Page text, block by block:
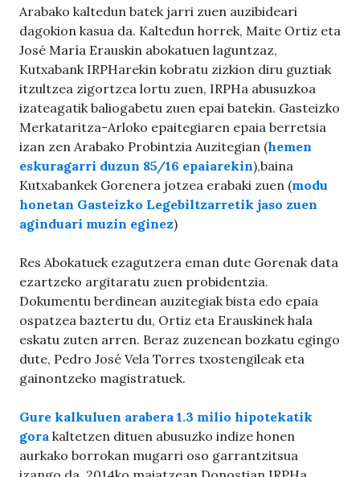
Arabako kaltedun batek jarri zuen auzibideari
dagokion kasua da. Kaltedun horrek, Maite Ortiz eta
José María Erauskin abokatuen laguntzaz,
Kutxabank IRPHarekin kobratu zizkion diru guztiak
itzultzea zigortzea lortu zuen, IRPHa abusuzkoa
izateagatik baliogabetu zuen epai batekin. Gasteizko
Merkataritza-Arloko epaitegiaren epaia berretsia
izan zen Arabako Probintzia Auzitegian (hemen
eskuragarri duzun 85/16 epaiarekin),baina
Kutxabankek Gorenera jotzea erabaki zuen (modu
honetan Gasteizko Legebiltzarretik jaso zuen
aginduari muzin eginez)
Res Abokatuek ezagutzera eman dute Gorenak data
ezartzeko argitaratu zuen probidentzia.
Dokumentu berdinean auzitegiak bista edo epaia
ospatzea baztertu du, Ortiz eta Erauskinek hala
eskatu zuten arren. Beraz zuzenean bozkatu egingo
dute, Pedro José Vela Torres txostengileak eta
gainontzeko magistratuek.
Gure kalkuluen arabera 1.3 milio hipotekatik
gora kaltetzen dituen abusuzko indize honen
aurkako borrokan mugarri oso garrantzitsua